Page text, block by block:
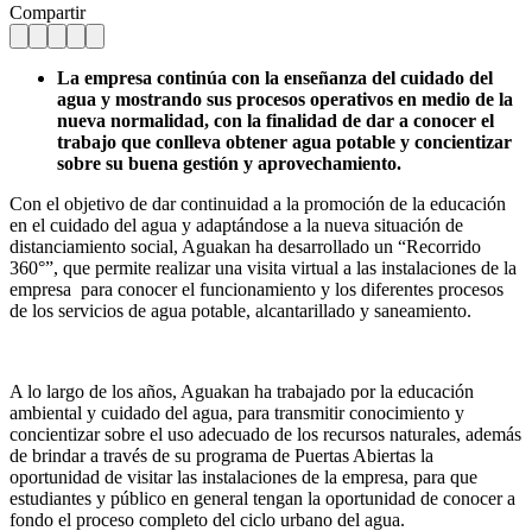
Compartir
La empresa continúa con la enseñanza del cuidado del
agua y mostrando sus procesos operativos en medio de la
nueva normalidad, con la finalidad de dar a conocer el
trabajo que conlleva obtener agua potable y concientizar
sobre su buena gestión y aprovechamiento.
Con el objetivo de dar continuidad a la promoción de la educación
en el cuidado del agua y adaptándose a la nueva situación de
distanciamiento social, Aguakan ha desarrollado un “Recorrido
360°”, que permite realizar una visita virtual a las instalaciones de la
empresa para conocer el funcionamiento y los diferentes procesos
de los servicios de agua potable, alcantarillado y saneamiento.
A lo largo de los años, Aguakan ha trabajado por la educación
ambiental y cuidado del agua, para transmitir conocimiento y
concientizar sobre el uso adecuado de los recursos naturales, además
de brindar a través de su programa de Puertas Abiertas la
oportunidad de visitar las instalaciones de la empresa, para que
estudiantes y público en general tengan la oportunidad de conocer a
fondo el proceso completo del ciclo urbano del agua.